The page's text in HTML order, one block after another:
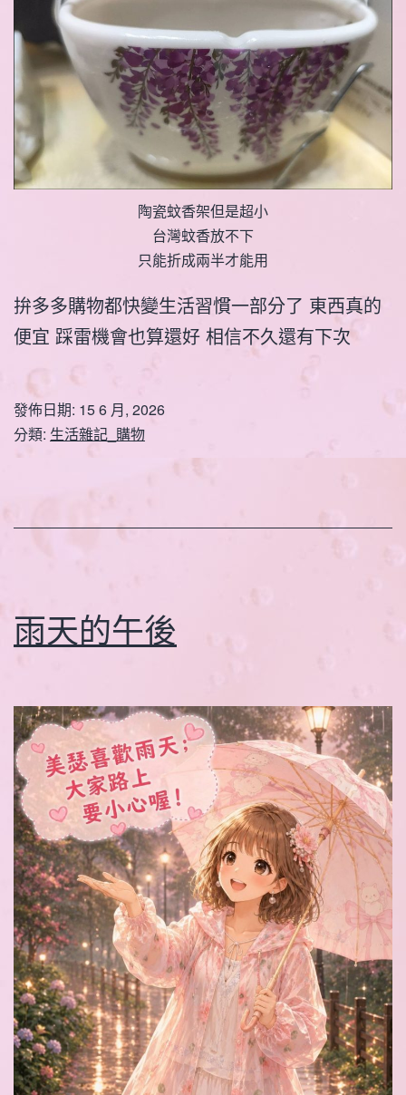
陶瓷蚊香架但是超小
台灣蚊香放不下
只能折成兩半才能用
拚多多購物都快變生活習慣一部分了 東西真的
便宜 踩雷機會也算還好 相信不久還有下次
發佈日期: 15 6 月, 2026
分類: 生活雜記_購物
雨天的午後